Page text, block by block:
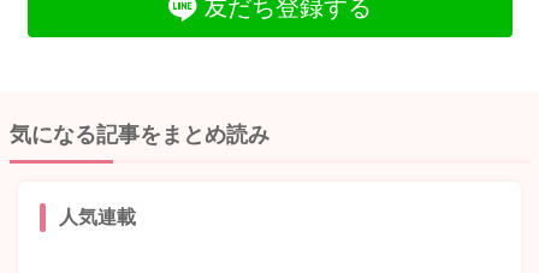
友だち登録する
気になる記事をまとめ読み
人気連載